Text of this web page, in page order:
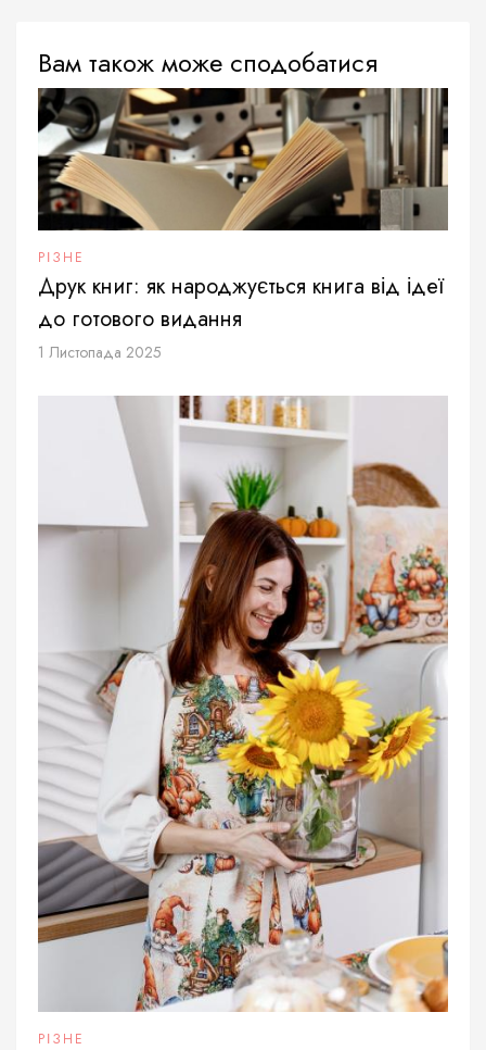
Вам також може сподобатися
РІЗНЕ
Друк книг: як народжується книга від ідеї
до готового видання
1 Листопада 2025
РІЗНЕ